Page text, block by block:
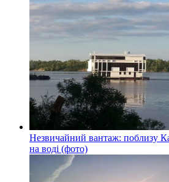
Незвичайний вантаж: поблизу
на воді (фото)